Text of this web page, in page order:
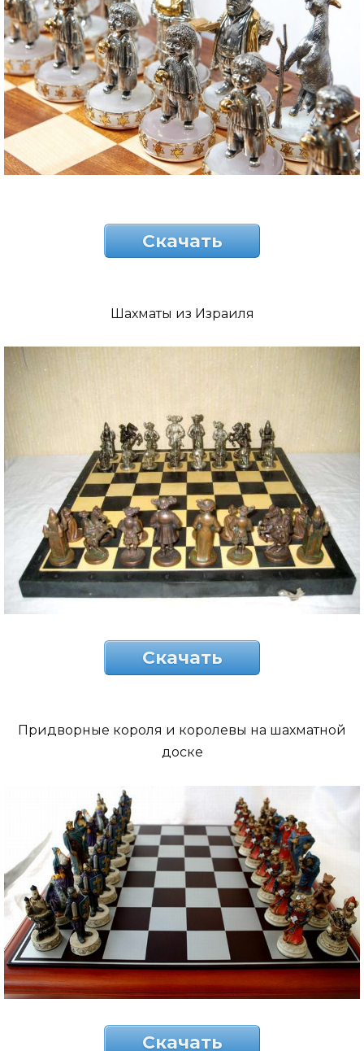
Скачать
Шахматы из Израиля
Скачать
Придворные короля и королевы на шахматной
доске
Скачать